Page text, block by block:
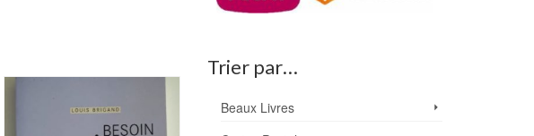
Trier par…
Beaux Livres